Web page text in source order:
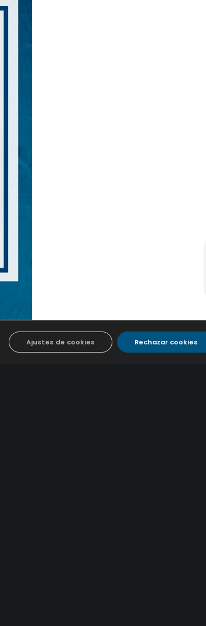
Rechazar cookies
Ajustes de cookies